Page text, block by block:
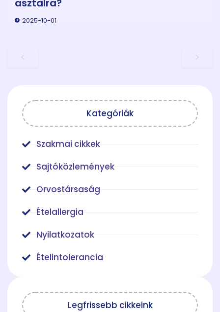
Kategóriák
Szakmai cikkek
Sajtóközlemények
Orvostársaság
Ételallergia
Nyilatkozatok
Ételintolerancia
Legfrissebb cikkeink
asztalra?
2025-10-01